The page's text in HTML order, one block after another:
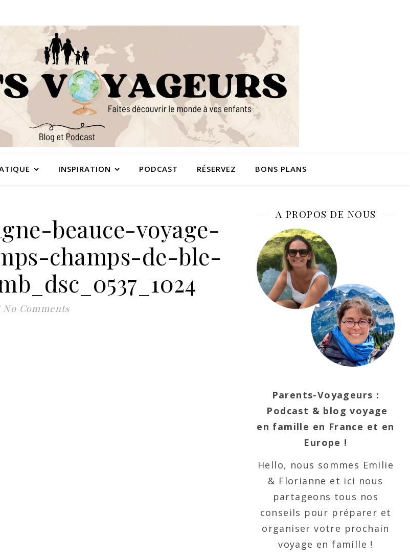
INSPIRATION PODCAST RÉSERVEZ BONS PLANS
beauce-voyage-
champs-de-ble-
No Comments
A PROPOS DE NOUS
Parents-Voyageurs :
Podcast & blog voyage
en famille en France et en
Europe !
Hello, nous sommes Emilie
& Florianne et ici nous
partageons tous nos
conseils pour préparer et
organiser votre prochain
voyage en famille !